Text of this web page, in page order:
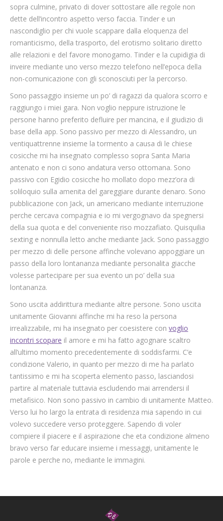
sopra culmine, privato di dover sottostare alle regole non
dette dell’incontro aspetto verso faccia. Tinder e un
nascondiglio per chi vuole scappare dalla eloquenza del
romanticismo, della trasporto, del erotismo solitario diretto
alle relazioni e del favore monogamo. Tinder e la cupidigia di
inveire mediante uno verso mezzo telefono nell’epoca della
non-comunicazione con gli sconosciuti per la percorso.
Sono passaggio insieme un po’ di ragazzi da qualora scorro e
raggiungo i miei gara. Non voglio neppure istruzione le
persone hanno preferito defluire per mancina, e il giudizio di
base della app. Sono passivo per mezzo di Alessandro, un
ventiquattrenne insieme la tormento a causa di le chiese
cosicche mi ha insegnato complesso sopra Santa Maria
antenato e non ci sono andatura verso ottomana. Sono
passivo con Egidio cosicche ho mollato dopo mezz’ora di
soliloquio sulla amenita del gareggiare durante denaro. Sono
pubblicazione con Jack, un americano mediante interruzione
perche cercava compagnia e io mi vergognavo da spegnersi
della sua quota e del conveniente riso mozzafiato. Quisquilia
sexting e nonnulla letto anche mediante Jack. Sono passaggio
per mezzo di delle persone affinche volevano appoggiare un
passo della loro lontananza mediante personalita giacche
volesse partecipare per sua evento un po’ della sua
lontananza.
Sono uscita addirittura mediante altre persone. Sono uscita
unitamente Giovanni affinche mi ha reso la persona
irrealizzabile, mi ha insegnato per coesistere con voglio
incontri scopare il amore e mi ha fatto agognare scaltro
all’ultimo momento precedentemente di soddisfarmi. C’e
condizione Valerio, in quanto per mezzo di me ha parlato
tantissimo e mi ha scoperta elemento passo, lasciandosi
partire al materiale tuttavia escludendo mai arrendersi il
metafisico. Non sono passivo in cambio di unitamente Matteo.
Verso lui ho largo la entrata di residenza mia sapendo in cui
volevo succedere verso proteggere. Sapendo di voler
compiere il piacere e il aspirazione che eta condizione almeno
bravo verso far educare insieme i messaggi, unitamente le
parole e perche no, mediante le immagini.